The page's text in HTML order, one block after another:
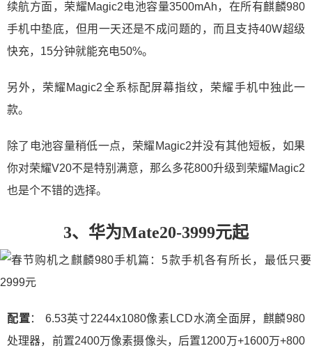
续航方面，荣耀Magic2电池容量3500mAh，在所有麒麟980
手机中垫底，但用一天还是不成问题的，而且支持40W超级
快充，15分钟就能充电50%。
另外，荣耀Magic2全系标配屏幕指纹，荣耀手机中独此一
款。
除了电池容量稍低一点，荣耀Magic2并没有其他短板，如果
你对荣耀V20不是特别满意，那么多花800升级到荣耀Magic2
也是个不错的选择。
3、华为Mate20-3999元起
配置： 6.53英寸2244x1080像素LCD水滴全面屏，麒麟980
处理器，前置2400万像素摄像头，后置1200万+1600万+800